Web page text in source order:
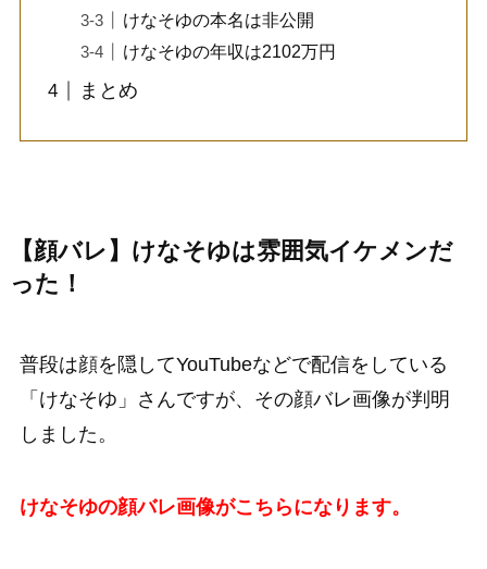
けなそゆの本名は非公開
けなそゆの年収は2102万円
まとめ
【顔バレ】けなそゆは雰囲気イケメンだ
った！
普段は顔を隠してYouTubeなどで配信をしている
「けなそゆ」さんですが、その顔バレ画像が判明
しました。
けなそゆの顔バレ画像がこちらになります。